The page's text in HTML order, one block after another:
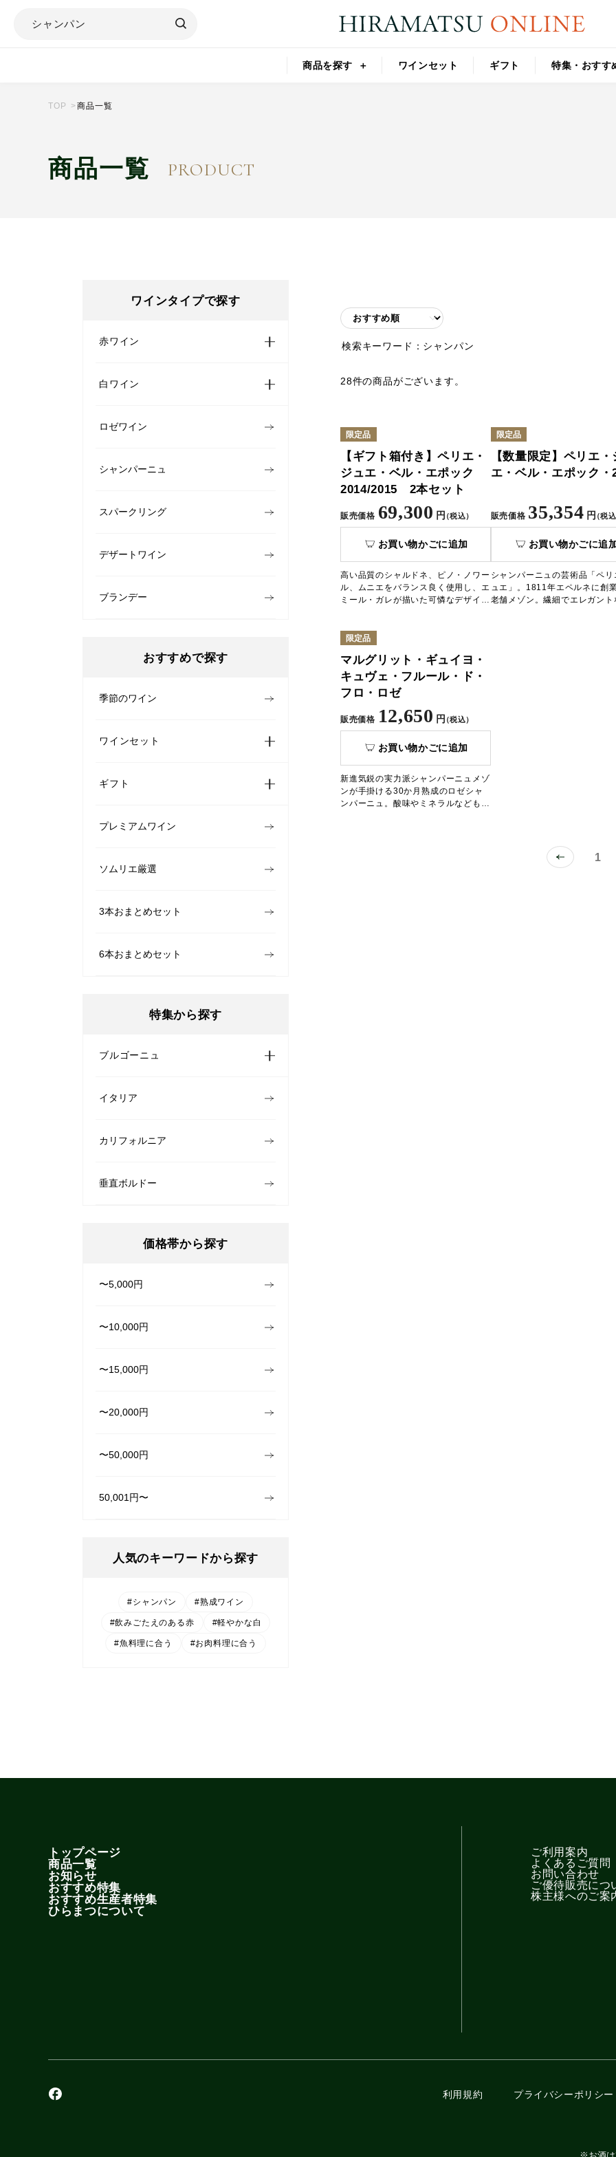
商品を探す ワインセット ギフト 特集・おすす
TOP 商品一覧
商品一覧 PRODUCT
ワインタイプで探す
赤ワイン
白ワイン
ロゼワイン
シャンパーニュ
スパークリング
デザートワイン
ブランデー
おすすめで探す
季節のワイン
ワインセット
ギフト
プレミアムワイン
ソムリエ厳選
3本おまとめセット
6本おまとめセット
特集から探す
ブルゴーニュ
イタリア
カリフォルニア
垂直ボルドー
価格帯から探す
〜5,000円
〜10,000円
〜15,000円
〜20,000円
〜50,000円
50,001円〜
人気のキーワードから探す
#シャンパン #熟成ワイン
#飲みごたえのある赤 #軽やかな白
#魚料理に合う #お肉料理に合う
検索キーワード： シャンパン
28件の商品がございます。
限定品
【ギフト箱付き】ペリエ・
ジュエ・ベル・エポック
2014/2015 2本セット
販売価格 69,300 円（税込）
お買い物かごに追加
高い品質のシャルドネ、ピノ・ノワー
ル、ムニエをバランス良く使用し、エ
ミール・ガレが描いた可憐なデザイン
プレステージ・シャンパーニュ2014
方へのご贈答品におすすめです。
限定品
【数量限定】ペリエ・
エ・ベル・エポック・
販売価格 35,354 円（税込
お買い物かごに追
シャンパーニュの芸術品「ペリ
ュエ」。1811年エペルネに創
老舗メゾン。繊細でエレガント
限定品
マルグリット・ギュイヨ・
キュヴェ・フルール・ド・
フロ・ロゼ
販売価格 12,650 円（税込）
お買い物かごに追加
新進気鋭の実力派シャンパーニュメゾ
ンが手掛ける30か月熟成のロゼシャ
ンパーニュ。酸味やミネラルなどもし
1
トップページ
商品一覧
お知らせ
おすすめ特集
おすすめ生産者特集
ひらまつについて
ご利用案内
よくあるご質問
お問い合わせ
ご優待販売につ
株主様へのご案
利用規約 プライバシーポリシー
※お酒は